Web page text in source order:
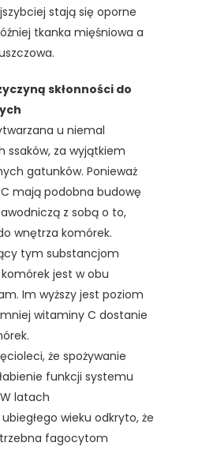
stają się oporne
tkanka mięśniowa a
skłonności do
u niemal
ssaków, za wyjątkiem
gatunków. Ponieważ
mają podobna budowę
z sobą o to,
wnętrza komórek.
tym substancjom
jest w obu
Im wyższy jest poziom
witaminy C dostanie
że spożywanie
funkcji systemu
latach
wieku odkryto, że
fagocytom